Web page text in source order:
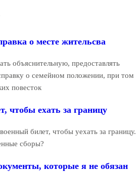
о месте жительсва
объяснительную, предоставлять
о семейном положении, при том
повесток
чтобы ехать за границу
билет, чтобы уехать за границу.
сборы?
которые я не обязан